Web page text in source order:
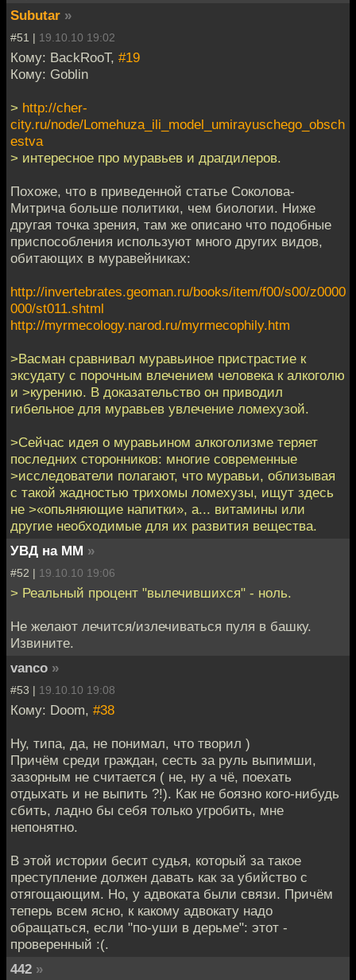
Subutar »
#51 | 19.10.10 19:02
Кому: BackRooT, #19
Кому: Goblin
> http://cher-
city.ru/node/Lomehuza_ili_model_umirayuschego_obsch
estva
> интересное про муравьев и драгдилеров.
Похоже, что в приведенной статье Соколова-
Митрича больше политики, чем биологии. Ниже
другая точка зрения, там же описано что подобные
приспособления используют много других видов,
обитающих в муравейниках:
http://invertebrates.geoman.ru/books/item/f00/s00/z0000
000/st011.shtml
http://myrmecology.narod.ru/myrmecophily.htm
>Васман сравнивал муравьиное пристрастие к
эксудату с порочным влечением человека к алкоголю
и >курению. В доказательство он приводил
гибельное для муравьев увлечение ломехузой.
>Сейчас идея о муравьином алкоголизме теряет
последних сторонников: многие современные
>исследователи полагают, что муравьи, облизывая
с такой жадностью трихомы ломехузы, ищут здесь
не >«опьяняющие напитки», а... витамины или
другие необходимые для их развития вещества.
УВД на ММ »
#52 | 19.10.10 19:06
> Реальный процент "вылечившихся" - ноль.
Не желают лечится/излечиваться пуля в башку.
Извините.
vanco »
#53 | 19.10.10 19:08
Кому: Doom, #38
Ну, типа, да, не понимал, что творил )
Причём среди граждан, сесть за руль выпимши,
зазорным не считается ( не, ну а чё, поехать
отдыхать и не выпить ?!). Как не боязно кого-нибудь
сбить, ладно бы себя только угробить, мне
непонятно.
В этой истории бесит судья, который за такое
преступление должен давать как за убийство с
отягощающим. Но, у адвоката были связи. Причём
теперь всем ясно, к какому адвокату надо
обращаться, если "по-уши в дерьме": этот -
проверенный :(.
442 »